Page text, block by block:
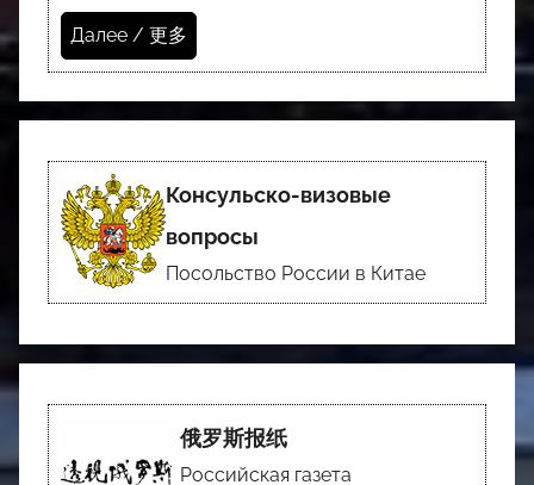
Далее / 更多
Консульско-визовые
вопросы
Посольство России в Китае
俄罗斯报纸
Российская газета